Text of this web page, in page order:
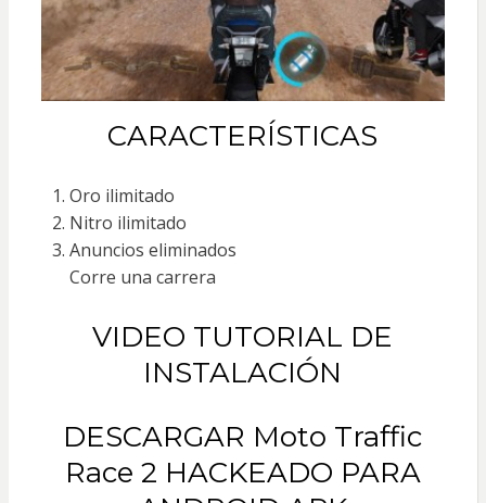
CARACTERÍSTICAS
Oro ilimitado
Nitro ilimitado
Anuncios eliminados
Corre una carrera
VIDEO TUTORIAL DE
INSTALACIÓN
DESCARGAR Moto Traffic
Race 2 HACKEADO PARA